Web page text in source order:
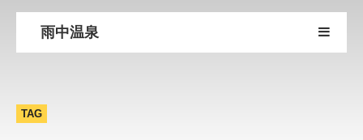
雨中温泉
TAG